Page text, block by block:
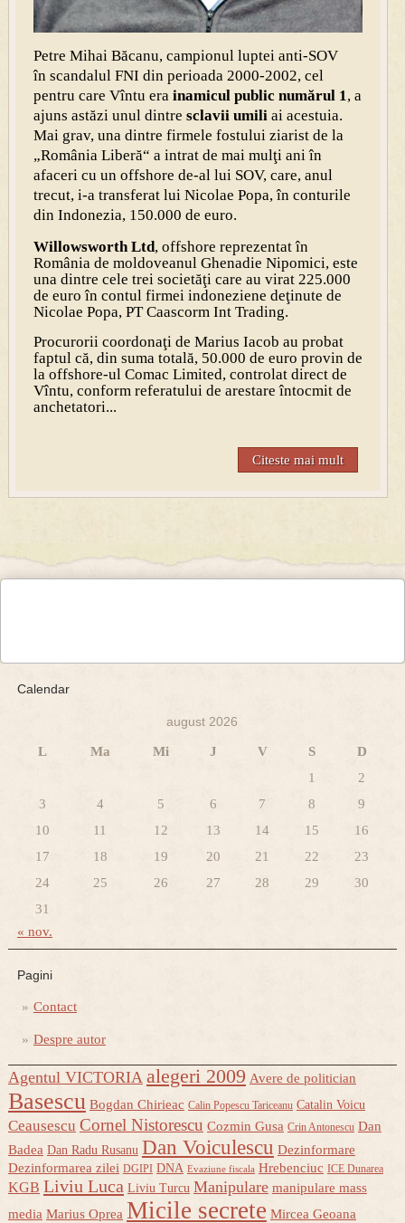
Petre Mihai Băcanu, campionul luptei anti-SOV
în scandalul FNI din perioada 2000-2002, cel
pentru care Vîntu era inamicul public numărul 1, a
ajuns astăzi unul dintre sclavii umiliai acestuia.
Mai grav, una dintre firmele fostului ziarist de la
„România Liberă“ a intrat de mai mulţi ani în
afaceri cu un offshore de-al lui SOV, care, anul
trecut, i-a transferat lui Nicolae Popa, în conturile
din Indonezia, 150.000 de euro.
Willowsworth Ltd, offshore reprezentat în
România de moldoveanul Ghenadie Nipomici, este
una dintre cele trei societăţi care au virat 225.000
de euro în contul firmei indoneziene deţinute de
Nicolae Popa, PT Caascorm Int Trading.
Procurorii coordonaţi de Marius Iacob au probat
faptul că, din suma totală, 50.000 de euro provin de
la offshore-ul Comac Limited, controlat direct de
Vîntu, conform referatului de arestare întocmit de
anchetatori...
Citeste mai mult
Calendar
august 2026
L Ma Mi J V S
D
1
2
3
4 5 6 7 8
9
10
11 12 13 14 15
16
17
18 19 20 21 22
23
24
25 26 27 28 29
30
31
« nov.
Pagini
Contact
Despre autor
Agentul VICTORIA alegeri 2009 Avere de politician
Basescu Bogdan Chirieac Calin Popescu Tariceanu Catalin Voicu
Ceausescu Cornel Nistorescu Cozmin Gusa Crin Antonescu Dan
Badea Dan Radu Rusanu Dan Voiculescu Dezinformare
Dezinformarea zilei DGIPI DNA Evaziune fiscala Hrebenciuc ICE Dunarea
KGB Liviu Luca Liviu Turcu Manipulare manipulare mass
media Marius Oprea Micile secrete Mircea Geoana